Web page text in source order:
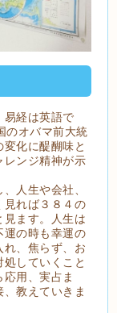
易経は英語で
のオバマ前大統
化に醍醐味と
レンジ精神が示
人生や会社、
見れば３８４の
見ます。人生は
運の時も幸運の
れ、焦らず、お
していくこと
用、実占ま
教えていきま